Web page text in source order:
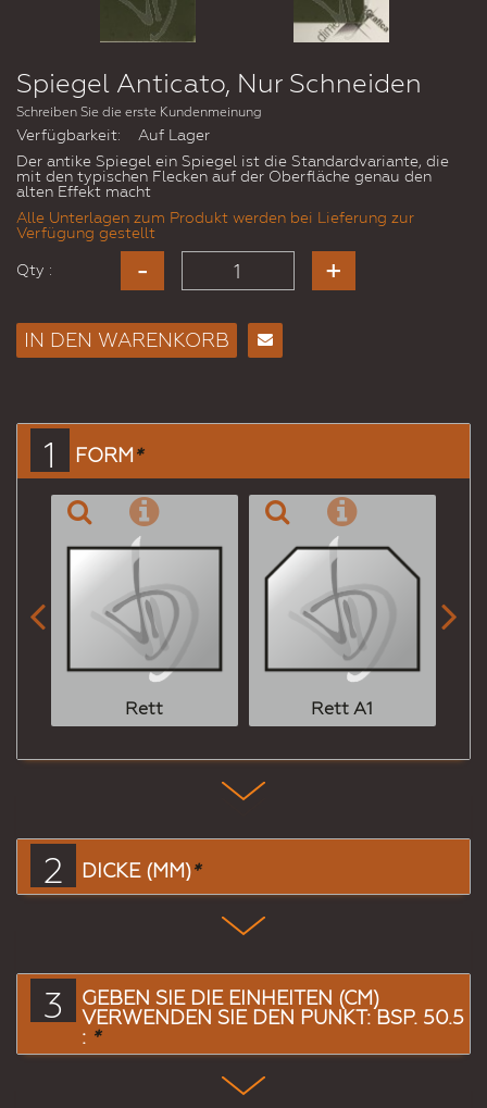
Spiegel Anticato, Nur Schneiden
Schreiben Sie die erste Kundenmeinung
Verfügbarkeit:
Auf Lager
Der antike Spiegel ein Spiegel ist die Standardvariante, die
mit den typischen Flecken auf der Oberfläche genau den
alten Effekt macht
Alle Unterlagen zum Produkt werden bei Lieferung zur
Verfügung gestellt
Qty :
IN DEN WARENKORB
1 FORM*
Rett Rett A1
 
2 DICKE (MM)*
3
GEBEN SIE DIE EINHEITEN (CM)
VERWENDEN SIE DEN PUNKT: BSP. 50.5
: *